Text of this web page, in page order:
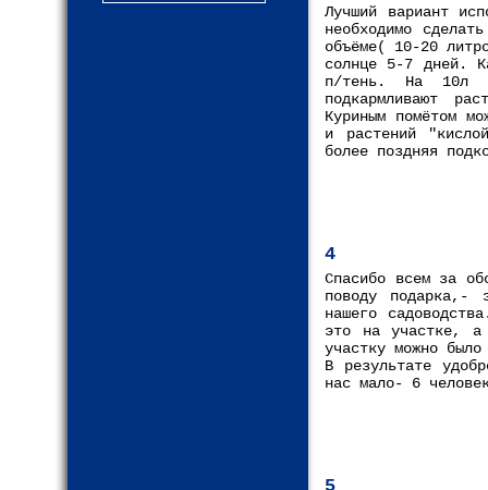
Лучший вариант
необходимо
объёме( 10-20
солнце 5-7 дней.
п/тень. На 10л
подкармливают
Куриным помётом
и растений
более поздняя
4
Спасибо всем за
поводу подарка,-
нашего
это на участке,
участку можно
В результате
нас мало- 6